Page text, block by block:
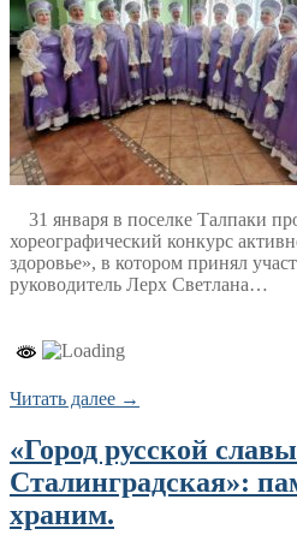
31 января в поселке Талпаки
хореографический конкурс
здоровье», в котором принял
руководитель Лерх Светлана…
Читать далее →
«Город русской
Сталинградская»:
храним.